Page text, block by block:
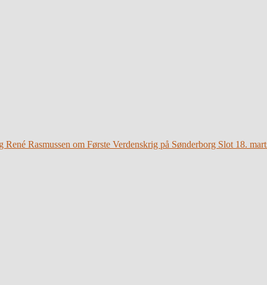
Rasmussen om Første Verdenskrig på Sønderborg Slot 18.